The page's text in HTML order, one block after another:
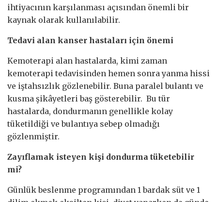
ihtiyacının karşılanması açısından önemli bir
kaynak olarak kullanılabilir.
Tedavi alan kanser hastaları için önemi
Kemoterapi alan hastalarda, kimi zaman
kemoterapi tedavisinden hemen sonra yanma hissi
ve iştahsızlık gözlenebilir. Buna paralel bulantı ve
kusma şikâyetleri baş gösterebilir. Bu tür
hastalarda, dondurmanın genellikle kolay
tüketildiği ve bulantıya sebep olmadığı
gözlenmiştir.
Zayıflamak isteyen kişi dondurma tüketebilir
mi?
Günlük beslenme programından 1 bardak süt ve 1